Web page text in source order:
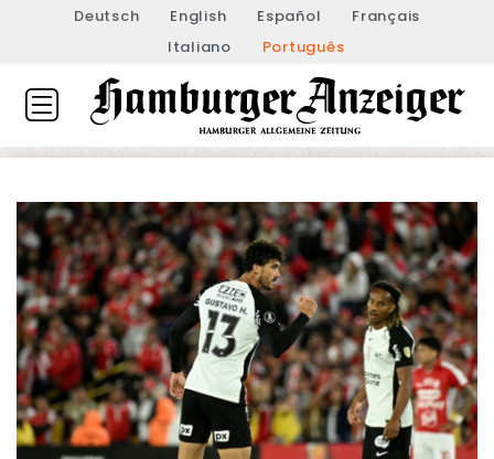
Deutsch English Español
Français
Italiano
Português